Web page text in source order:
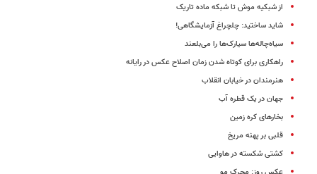
از شبکیه موش تا شبکه ماده تاریک
شاید ساختید: چلچراغ آزمایشگاهی!
سیاه‌چاله‌ها سیارک‌ها را می‌بلعند
راهکاری برای کوتاه شدن زمان اصلاح عکس در رایانه
هنرمندان در خیابان انقلاب
جهان در یک قطره آب
بخارهای کره زمین
قلبی بر پهنه مریخ
کشتی شکسته در هاوایی